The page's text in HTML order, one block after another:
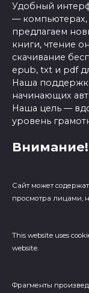
Удобный
—
предлагаем
книги, чтение
скачивание
epub, txt и pdf
Наша
начинающих
Наша цель —
уровень
Внимание!
Сайт может
просмотра лицами,
This website uses
website.
Фрагменты